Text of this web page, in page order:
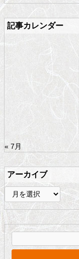
ツ
の
先
戻
る
記事カレンダー
« 7月
アーカイブ
ア
ー
カ
イ
ブ